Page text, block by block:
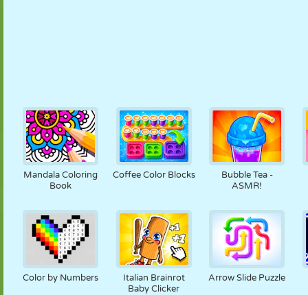
Mandala Coloring
Book
Coffee Color Blocks
Bubble Tea -
ASMR!
Color by Numbers
Italian Brainrot
Baby Clicker
Arrow Slide Puzzle